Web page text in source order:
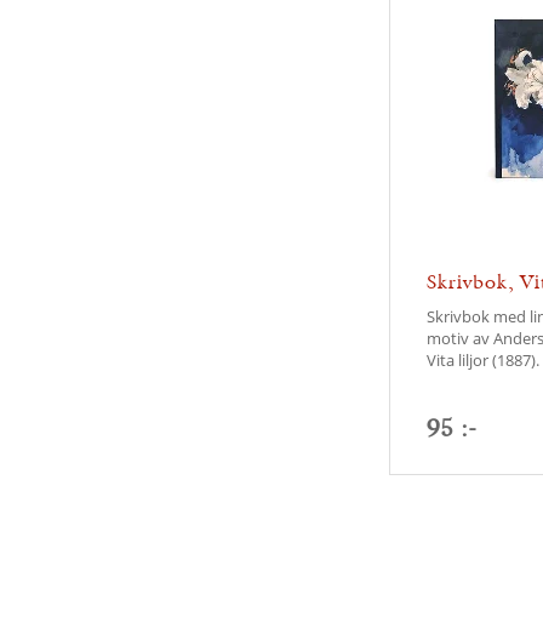
Skrivbok,
Skrivbok med
motiv av
Vita liljor (1887).
95 :-